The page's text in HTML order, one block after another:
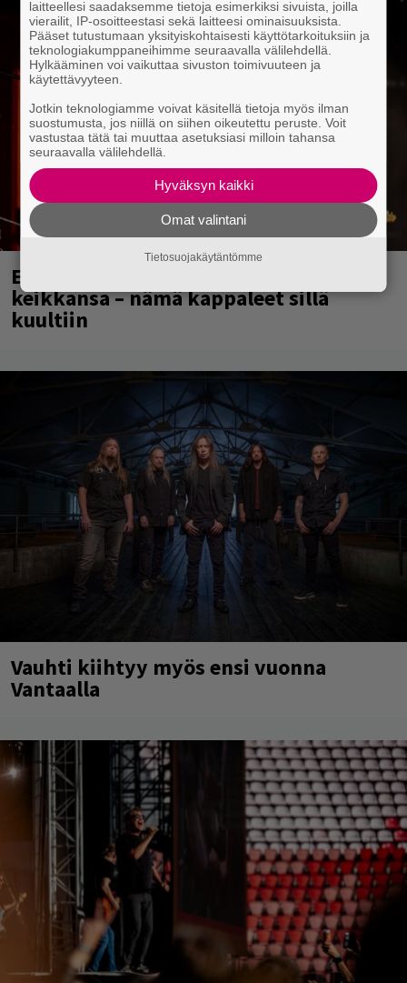
Eppu Normaali soitti viimeisen
keikkansa – nämä kappaleet sillä
kuultiin
Vauhti kiihtyy myös ensi vuonna
Vantaalla
laitteellesi saadaksemme tietoja esimerkiksi sivuista, joilla
vierailit, IP-osoitteestasi sekä laitteesi ominaisuuksista.
Pääset tutustumaan yksityiskohtaisesti käyttötarkoituksiin ja
teknologiakumppaneihimme seuraavalla välilehdellä.
Hylkääminen voi vaikuttaa sivuston toimivuuteen ja
käytettävyyteen.
Jotkin teknologiamme voivat käsitellä tietoja myös ilman
suostumusta, jos niillä on siihen oikeutettu peruste. Voit
vastustaa tätä tai muuttaa asetuksiasi milloin tahansa
seuraavalla välilehdellä.
Hyväksyn kaikki
Omat valintani
Tietosuojakäytäntömme